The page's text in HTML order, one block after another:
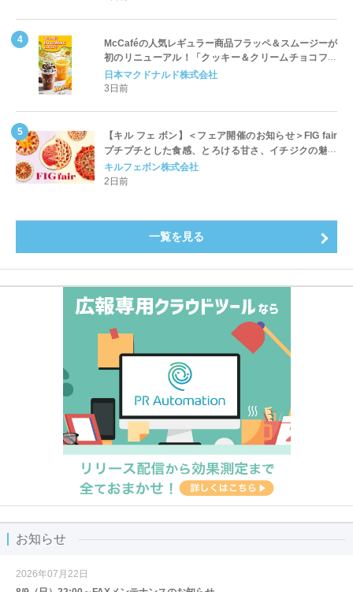
McCaféの人気レギュラー商品フラッペ＆スムージーが
初のリニューアル！「クッキー＆クリームチョコフラ
ッペ」「マンゴースムージー」8月5日（水）から販売
開始
日本マクドナルド株式会社
3日前
【キル フェ ボン】＜フェア開催のお知らせ＞FIG fair
プチプチとした食感、とろける甘さ、イチジクの魅力
をたっぷりと。新作を含め、イチジク尽くしの全4種が
登場8月20日（木）スタート
キルフェボン株式会社
2日前
一覧を見る
お知らせ
2026年07月22日